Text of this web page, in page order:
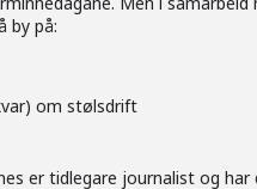
by på:
om stølsdrift
er tidlegare journalist og har